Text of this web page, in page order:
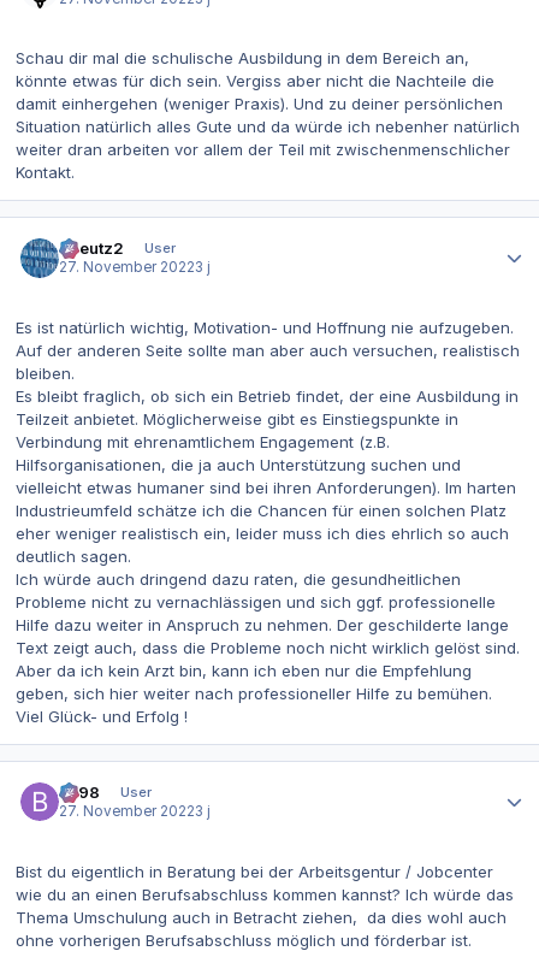
Schau dir mal die schulische Ausbildung in dem Bereich an,
könnte etwas für dich sein. Vergiss aber nicht die Nachteile die
damit einhergehen (weniger Praxis). Und zu deiner persönlichen
Situation natürlich alles Gute und da würde ich nebenher natürlich
weiter dran arbeiten vor allem der Teil mit zwischenmenschlicher
Kontakt.
tkreutz2
User
27. November 20223 j
Es ist natürlich wichtig, Motivation- und Hoffnung nie aufzugeben.
Auf der anderen Seite sollte man aber auch versuchen, realistisch
bleiben.
Es bleibt fraglich, ob sich ein Betrieb findet, der eine Ausbildung in
Teilzeit anbietet. Möglicherweise gibt es Einstiegspunkte in
Verbindung mit ehrenamtlichem Engagement (z.B.
Hilfsorganisationen, die ja auch Unterstützung suchen und
vielleicht etwas humaner sind bei ihren Anforderungen). Im harten
Industrieumfeld schätze ich die Chancen für einen solchen Platz
eher weniger realistisch ein, leider muss ich dies ehrlich so auch
deutlich sagen.
Ich würde auch dringend dazu raten, die gesundheitlichen
Probleme nicht zu vernachlässigen und sich ggf. professionelle
Hilfe dazu weiter in Anspruch zu nehmen. Der geschilderte lange
Text zeigt auch, dass die Probleme noch nicht wirklich gelöst sind.
Aber da ich kein Arzt bin, kann ich eben nur die Empfehlung
geben, sich hier weiter nach professioneller Hilfe zu bemühen.
Viel Glück- und Erfolg !
be98
User
27. November 20223 j
Bist du eigentlich in Beratung bei der Arbeitsgentur / Jobcenter
wie du an einen Berufsabschluss kommen kannst? Ich würde das
Thema Umschulung auch in Betracht ziehen, da dies wohl auch
ohne vorherigen Berufsabschluss möglich und förderbar ist.